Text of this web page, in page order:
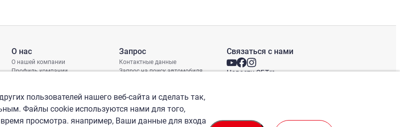
О нас
О нашей компании
Профиль компании
Запрос
Контактные данные
Запрос на поиск автомобиля
Связаться с нами
Новости СБТ
пользователей нашего веб-сайта и сделать так,
Файлы cookie используются нами для того,
просмотра. янапример, Ваши данные для входа